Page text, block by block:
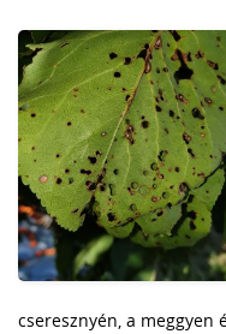
cseresznyén, a meggyen